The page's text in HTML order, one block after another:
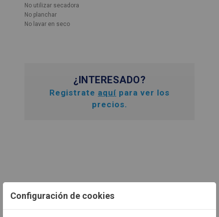
No utilizar secadora
No planchar
No lavar en seco
¿INTERESADO?
Registrate aquí para ver los
precios.
Configuración de cookies